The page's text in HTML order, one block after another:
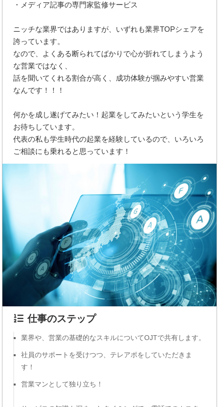
・メディア記事の専門家監修サービス
ニッチな業界ではありますが、いずれも業界TOPシェアを
誇っています。
なので、よくある断られてばかりで心が折れてしまうよう
な営業ではなく、
話を聞いてくれる割合が高く、成功体験が掴みやすい営業
なんです！！！
何かを成し遂げてみたい！起業をしてみたいという学生を
お待ちしています。
代表の私も学生時代の起業を経験しているので、いろいろ
ご相談にも乗れると思っています！
仕事のステップ
業界や、営業の基礎的なスキルについてOJTで共有します。
社員のサポートを受けつつ、テレアポをしていただきま
す！
営業マンとして独り立ち！